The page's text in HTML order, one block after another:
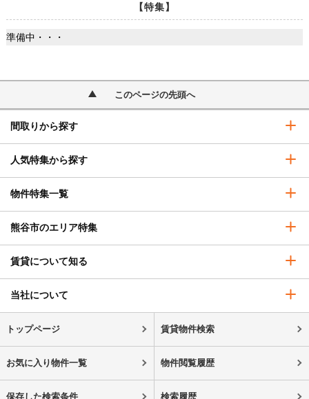
【特集】
準備中・・・
このページの先頭へ
間取りから探す
人気特集から探す
物件特集一覧
熊谷市のエリア特集
賃貸について知る
当社について
トップページ 賃貸物件検索
お気に入り物件一覧 物件閲覧履歴
保存した検索条件 検索履歴